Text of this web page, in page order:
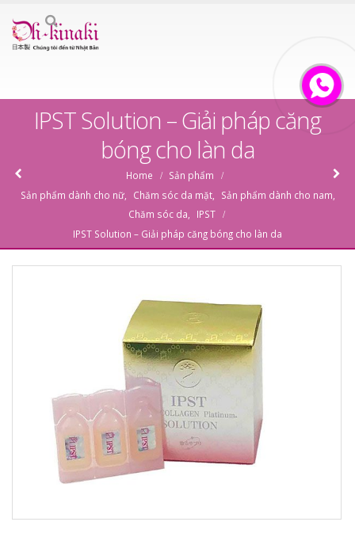
IPST Solution – Giải pháp căng
bóng cho làn da
Home
Sản phẩm
Sản phẩm dành cho nữ, Chăm sóc da mặt, Sản phẩm dành cho nam,
Chăm sóc da,
IPST
IPST Solution – Giải pháp căng bóng cho làn da